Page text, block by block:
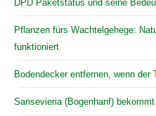
DPD Paketstatus und seine
Pflanzen fürs Wachtelgehege:
funktioniert
Bodendecker entfernen, wenn der
Sansevieria (Bogenhanf)